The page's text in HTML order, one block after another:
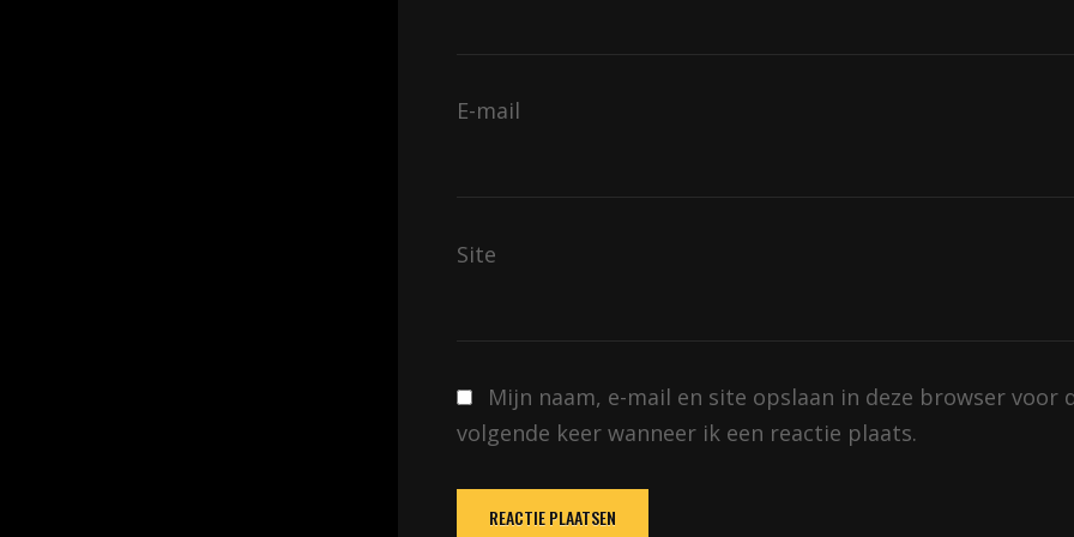
E-mail
Site
Mijn naam, e-mail en site opslaan in deze browser voor
volgende keer wanneer ik een reactie plaats.